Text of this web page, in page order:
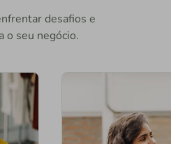
desafios e
o seu negócio.